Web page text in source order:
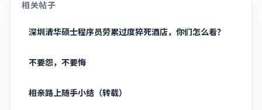
相关帖子
深圳清华硕士程序员劳累过度猝死酒店，你们怎么看？
不要怨，不要悔
相亲路上随手小结（转载）